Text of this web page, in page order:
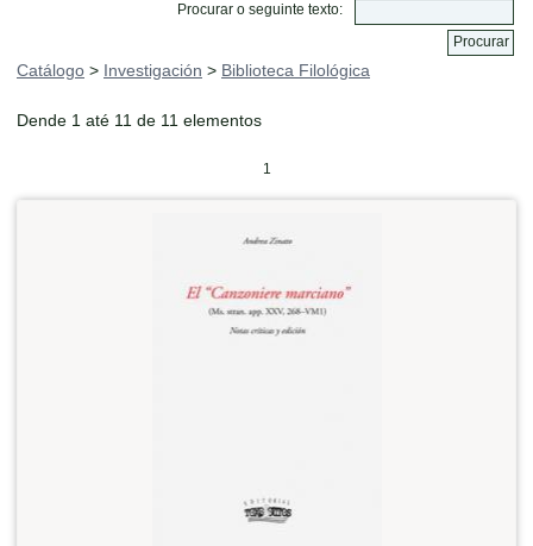
Procurar o seguinte texto:
Catálogo > Investigación > Biblioteca Filológica
Dende 1 até 11 de 11 elementos
1